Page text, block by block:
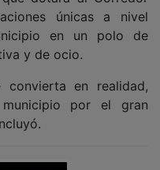
únicas a nivel
en un polo de
y de ocio.
municipio por el gran